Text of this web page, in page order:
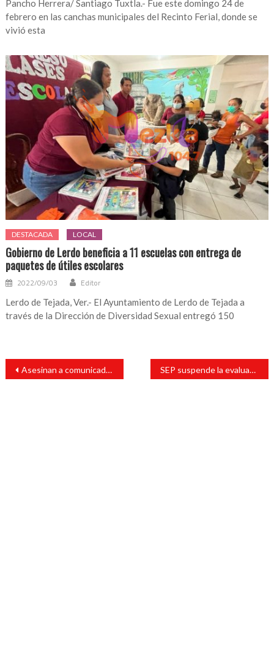
Pancho Herrera/ Santiago Tuxtla.- Fue este domingo 24 de
febrero en las canchas municipales del Recinto Ferial, donde se
vivió esta
DESTACADA LOCAL
Gobierno de Lerdo beneficia a 11 escuelas con entrega de
paquetes de útiles escolares
2022/09/03 Editor
Lerdo de Tejada, Ver.- El Ayuntamiento de Lerdo de Tejada a
través de la Dirección de Diversidad Sexual entregó 150
Navegación
entradas
Asesinan a comunicador afuera de un bar en Playa del Carmen SEP suspende la evaluación a maestros